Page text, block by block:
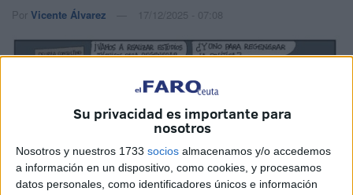
Su privacidad es importante para
nosotros
Nosotros y nuestros 1733 socios almacenamos y/o accedemos
a información en un dispositivo, como cookies, y procesamos
datos personales, como identificadores únicos e información
Por Vicente Álvarez 17/12/2025 - 07:08